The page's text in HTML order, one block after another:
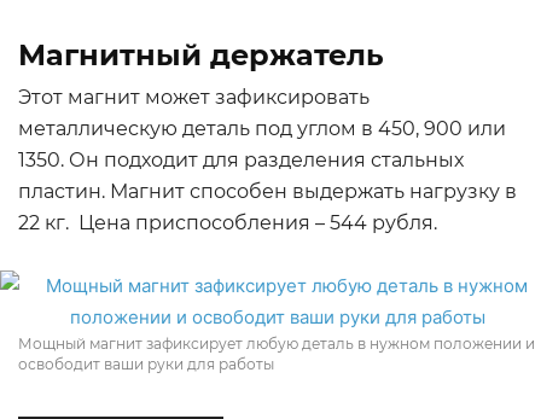
Магнитный держатель
Этот магнит может зафиксировать
металлическую деталь под углом в 450, 900 или
1350. Он подходит для разделения стальных
пластин. Магнит способен выдержать нагрузку в
22 кг. Цена приспособления – 544 рубля.
Мощный магнит зафиксирует любую деталь в нужном положении и
освободит ваши руки для работы